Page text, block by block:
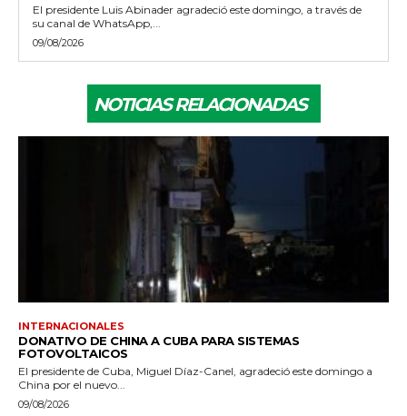
El presidente Luis Abinader agradeció este domingo, a través de
su canal de WhatsApp,...
09/08/2026
NOTICIAS RELACIONADAS
INTERNACIONALES
DONATIVO DE CHINA A CUBA PARA SISTEMAS
FOTOVOLTAICOS
El presidente de Cuba, Miguel Díaz-Canel, agradeció este domingo a
China por el nuevo...
09/08/2026